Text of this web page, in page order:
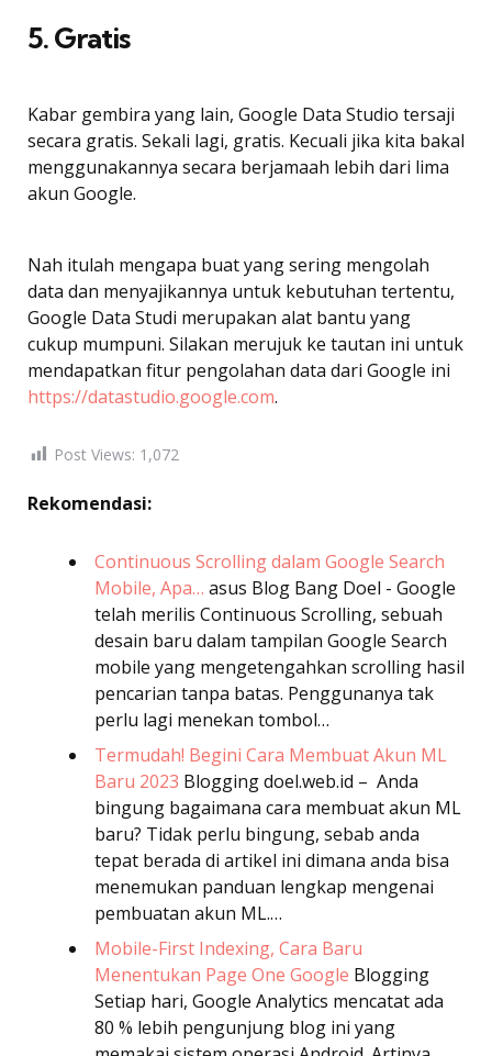
5. Gratis
Kabar gembira yang lain, Google Data Studio tersaji
secara gratis. Sekali lagi, gratis. Kecuali jika kita bakal
menggunakannya secara berjamaah lebih dari lima
akun Google.
Nah itulah mengapa buat yang sering mengolah
data dan menyajikannya untuk kebutuhan tertentu,
Google Data Studi merupakan alat bantu yang
cukup mumpuni. Silakan merujuk ke tautan ini untuk
mendapatkan fitur pengolahan data dari Google ini
https://datastudio.google.com.
Post Views: 1,072
Rekomendasi:
Continuous Scrolling dalam Google Search
Mobile, Apa… asus Blog Bang Doel - Google
telah merilis Continuous Scrolling, sebuah
desain baru dalam tampilan Google Search
mobile yang mengetengahkan scrolling hasil
pencarian tanpa batas. Penggunanya tak
perlu lagi menekan tombol…
Termudah! Begini Cara Membuat Akun ML
Baru 2023 Bloggingdoel.web.id – Anda
bingung bagaimana cara membuat akun ML
baru? Tidak perlu bingung, sebab anda
tepat berada di artikel ini dimana anda bisa
menemukan panduan lengkap mengenai
pembuatan akun ML.…
Mobile-First Indexing, Cara Baru
Menentukan Page One Google Blogging
Setiap hari, Google Analytics mencatat ada
80 % lebih pengunjung blog ini yang